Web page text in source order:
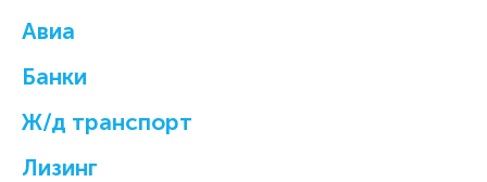
Авиа
Банки
Ж/д транспорт
Лизинг